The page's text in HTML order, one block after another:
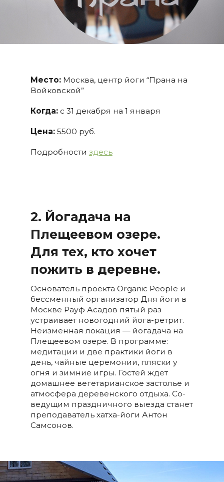
Место:Москва, центр йоги “Прана на
Войковской”
Когда: с 31 декабря на 1 января
Цена:5500 руб.
Подробности здесь
2. Йогадача на
Плещеевом озере.
Для тех, кто хочет
пожить в деревне.
Основатель проекта Organic People и
бессменный организатор Дня йоги в
Москве Рауф Асадов пятый раз
устраивает новогодний йога-ретрит.
Неизменная локация — йогадача на
Плещеевом озере. В программе:
медитации и две практики йоги в
день, чайные церемонии, пляски у
огня и зимние игры. Гостей ждет
домашнее вегетарианское застолье и
атмосфера деревенского отдыха. Со-
ведущим праздничного выезда станет
преподаватель хатха-йоги Антон
Самсонов.